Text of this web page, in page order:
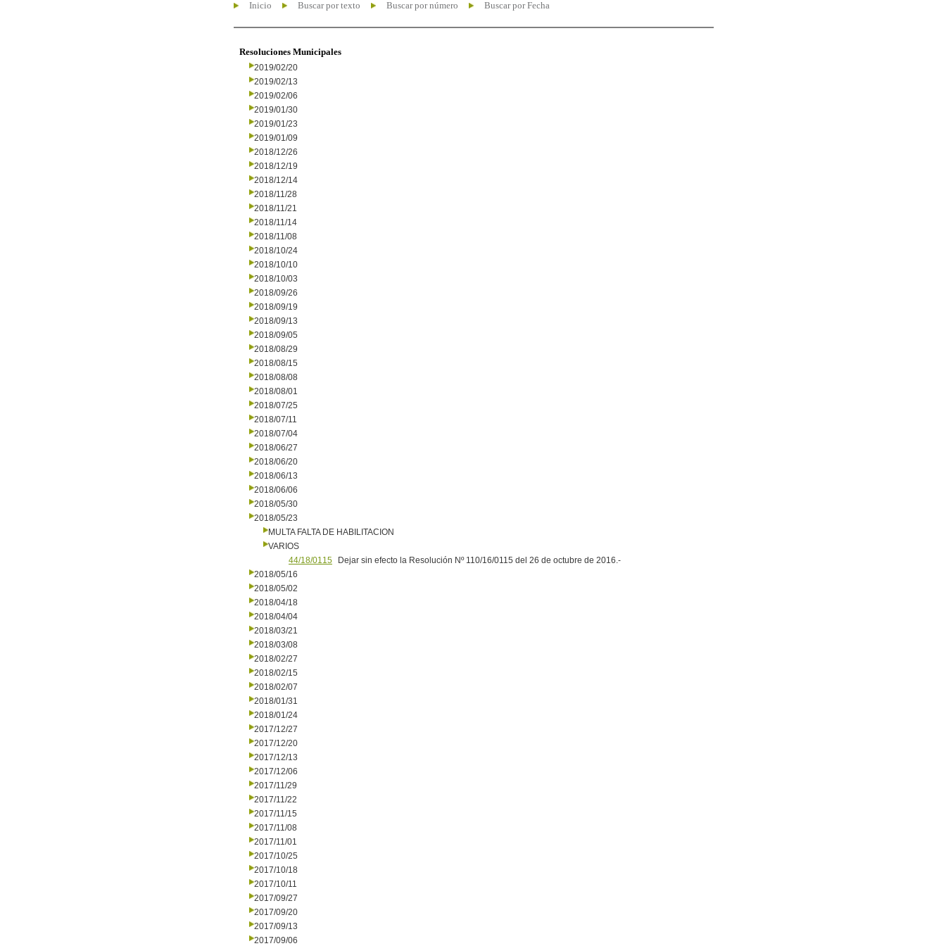
Inicio Buscar por texto Buscar por número Buscar por Fecha
Resoluciones Municipales
2019/02/20
2019/02/13
2019/02/06
2019/01/30
2019/01/23
2019/01/09
2018/12/26
2018/12/19
2018/12/14
2018/11/28
2018/11/21
2018/11/14
2018/11/08
2018/10/24
2018/10/10
2018/10/03
2018/09/26
2018/09/19
2018/09/13
2018/09/05
2018/08/29
2018/08/15
2018/08/08
2018/08/01
2018/07/25
2018/07/11
2018/07/04
2018/06/27
2018/06/20
2018/06/13
2018/06/06
2018/05/30
2018/05/23
MULTA FALTA DE HABILITACION
VARIOS
44/18/0115
Dejar sin efecto la Resolución Nº 110/16/0115 del 26 de octubre de 2016.-
2018/05/16
2018/05/02
2018/04/18
2018/04/04
2018/03/21
2018/03/08
2018/02/27
2018/02/15
2018/02/07
2018/01/31
2018/01/24
2017/12/27
2017/12/20
2017/12/13
2017/12/06
2017/11/29
2017/11/22
2017/11/15
2017/11/08
2017/11/01
2017/10/25
2017/10/18
2017/10/11
2017/09/27
2017/09/20
2017/09/13
2017/09/06